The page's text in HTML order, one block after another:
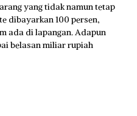
yang tidak namun tetap
dibayarkan 100 persen,
ada di lapangan. Adapun
belasan miliar rupiah